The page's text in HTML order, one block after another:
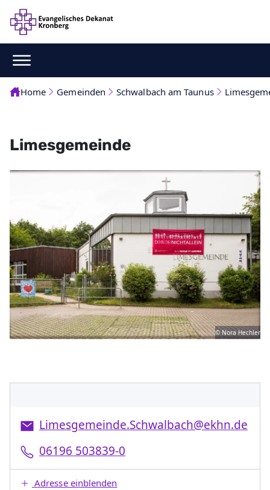
Home Gemeinden Schwalbach am Taunus
Limesgemeinde
© Nora Hechler
Limesgemeinde.Schwalbach@ekhn.de
06196 503839-0
Adresse einblenden